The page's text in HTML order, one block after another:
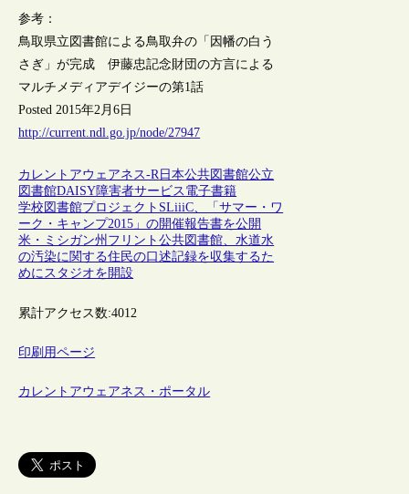
参考：
鳥取県立図書館による鳥取弁の「因幡の白う
さぎ」が完成 伊藤忠記念財団の方言による
マルチメディアデイジーの第1話
Posted 2015年2月6日
http://current.ndl.go.jp/node/27947
カレントアウェアネス-R日本公共図書館公立
図書館DAISY障害者サービス 電子書籍
学校図書館プロジェクトSLiiiC、「サマー・ワ
ーク・キャンプ2015」の開催報告書を公開
米・ミシガン州フリント公共図書館、水道水
の汚染に関する住民の口述記録を収集するた
めにスタジオを開設
累計アクセス数:4012
印刷用ページ
カレントアウェアネス・ポータル